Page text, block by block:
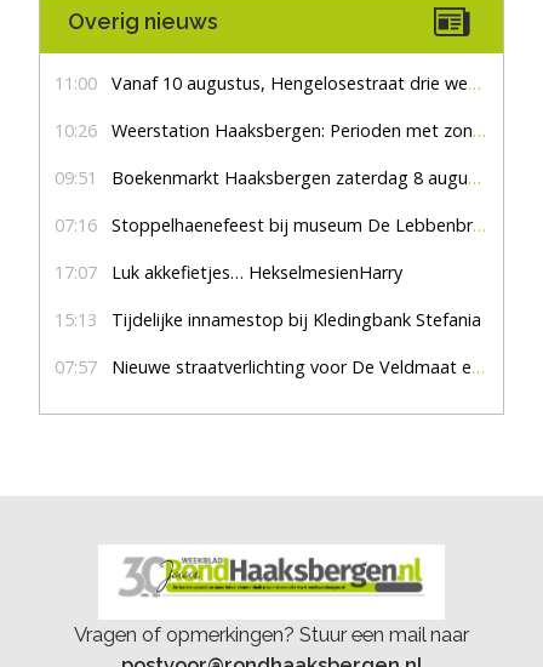
Overig nieuws
11:00 Vanaf 10 augustus, Hengelosestraat drie weken dicht voor doorgaand verkeer
10:26 Weerstation Haaksbergen: Perioden met zon en droog
09:51 Boekenmarkt Haaksbergen zaterdag 8 augustus, marktplein Haaksbergen
07:16 Stoppelhaenefeest bij museum De Lebbenbrugge
17:07 Luk akkefietjes… HekselmesienHarry
15:13 Tijdelijke innamestop bij Kledingbank Stefania
07:57 Nieuwe straatverlichting voor De Veldmaat en De Pas
Vragen of opmerkingen? Stuur een mail naar